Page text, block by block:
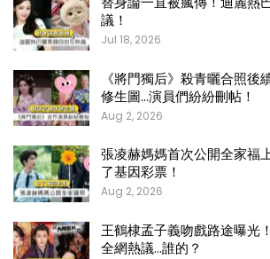
議！
Jul 18, 2026
《將門獨后》殺青曬合照後
修生圖…演員們紛紛刪帖！
Aug 2, 2026
張凌赫媽媽首次公開全家福
了基因彩票！
Aug 2, 2026
王鶴棣孟子義吻戲路途曝光
全網熱議…誰的？